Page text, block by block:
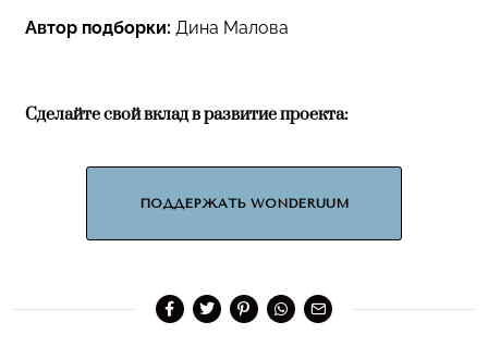
Автор подборки: Дина Малова
Сделайте свой вклад в развитие проекта:
ПОДДЕРЖАТЬ WONDERUUM